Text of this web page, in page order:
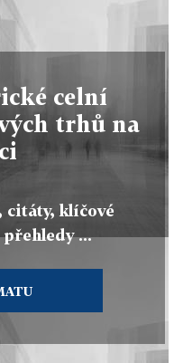
celní
trhů na
citáty, klíčové
...